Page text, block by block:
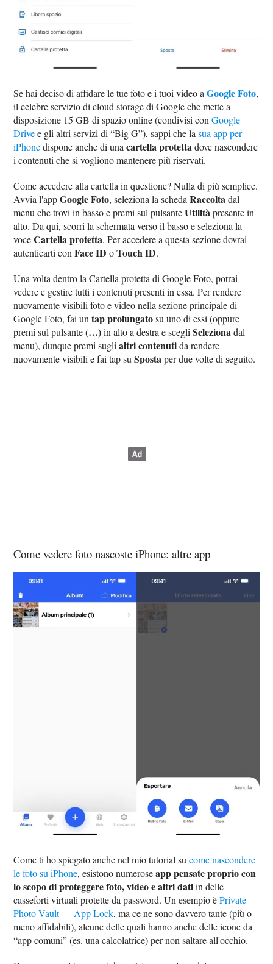
Se hai deciso di affidare le tue foto e i tuoi video aGoogle Foto,
il celebre servizio di cloud storage di Google che mette a
disposizione 15 GB di spazio online (condivisi conGoogle
Drivee gli altri servizi di “Big G”), sappi che lasua app per
iPhonedispone anche di unacartella protettadove nascondere
i contenuti che si vogliono mantenere più riservati.
Come accedere alla cartella in questione? Nulla di più semplice.
Avvia l'appGoogle Foto, seleziona la schedaRaccoltadal
menu che trovi in basso e premi sul pulsanteUtilitàpresente in
alto. Da qui, scorri la schermata verso il basso e seleziona la
voceCartella protetta. Per accedere a questa sezione dovrai
autenticarti conFace ID oTouch ID.
Una volta dentro la Cartella protetta di Google Foto, potrai
vedere e gestire tutti i contenuti presenti in essa. Per rendere
nuovamente visibili foto e video nella sezione principale di
Google Foto, fai untap prolungatosu uno di essi (oppure
premi sul pulsante‌(…)in alto a destra e scegliSelezionadal
menu), dunque premi suglialtri contenutida rendere
nuovamente visibili e fai tap suSpostaper due volte di seguito.
Come vedere foto nascoste iPhone: altre app
Come ti ho spiegato anche nel mio tutorial sucome nascondere
le foto su iPhone, esistono numeroseapp pensate proprio con
lo scopo di proteggere foto, video e altri datiin delle
casseforti virtuali protette da password. Un esempio èPrivate
Photo Vault — App Lock, ma ce ne sono davvero tante (più o
meno affidabili), alcune delle quali hanno anche delle icone da
“app comuni” (es. una calcolatrice) per non saltare all'occhio.